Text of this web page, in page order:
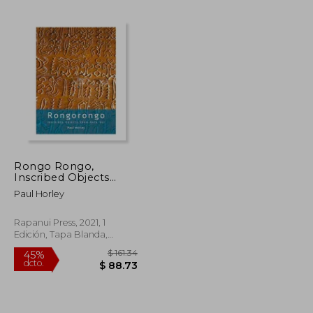
$ 66.66
$ 36.67
45%
Rongo Rongo,
Inscribed Objects
from Rapa Nui (en
Inglés)
Paul Horley
Rapanui Press, 2021, 1
Edición, Tapa Blanda,
Nuevo